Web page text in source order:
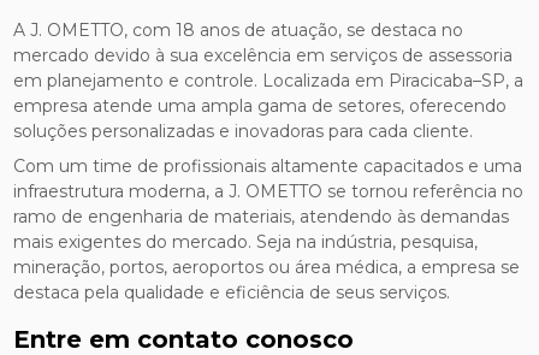
A J. OMETTO, com 18 anos de atuação, se destaca no
mercado devido à sua excelência em serviços de assessoria
em planejamento e controle. Localizada em Piracicaba–SP, a
empresa atende uma ampla gama de setores, oferecendo
soluções personalizadas e inovadoras para cada cliente.
Com um time de profissionais altamente capacitados e uma
infraestrutura moderna, a J. OMETTO se tornou referência no
ramo de engenharia de materiais, atendendo às demandas
mais exigentes do mercado. Seja na indústria, pesquisa,
mineração, portos, aeroportos ou área médica, a empresa se
destaca pela qualidade e eficiência de seus serviços.
Entre em contato conosco